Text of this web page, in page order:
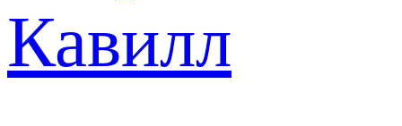
Кавилл